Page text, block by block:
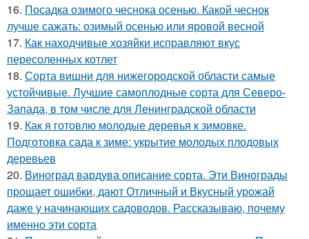
16. Посадка озимого чеснока осенью. Какой чеснок
лучше сажать: озимый осенью или яровой весной
17. Как находчивые хозяйки исправляют вкус
пересоленных котлет
18. Сорта вишни для нижегородской области самые
устойчивые. Лучшие самоплодные сорта для Северо-
Запада, в том числе для Ленинградской области
19. Как я готовлю молодые деревья к зимовке.
Подготовка сада к зиме: укрытие молодых плодовых
деревьев
20. Виноград вардува описание сорта. Эти Винограды
прощает ошибки, дают Отличный и Вкусный урожай
даже у начинающих садоводов. Рассказываю, почему
именно эти сорта